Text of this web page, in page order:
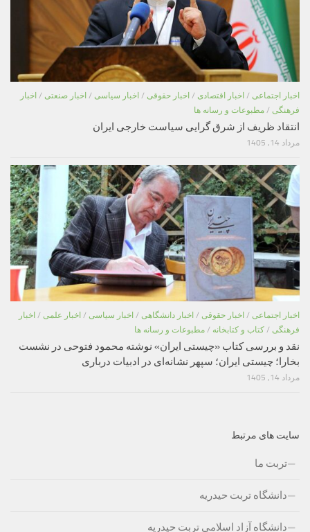
اخبار اجتماعی / اخبار اقتصادی / اخبار حقوقی / اخبار سیاسی / اخبار صنعتی / اخبار
فرهنگی / مطبوعات و رسانه ها
انتقاد ظریف از شرق گرایی سیاست خارجی ایران
مرداد 14, 1405
اخبار اجتماعی / اخبار حقوقی / اخبار دانشگاهی / اخبار سیاسی / اخبار علمی / اخبار
فرهنگی / کتاب و کتابخانه / مطبوعات و رسانه ها
نقد و بررسی کتاب «چیستی ایران» نوشته محمود فتوحی در نشست
بخارا؛ چیستی ایران؛ سپهر نشانه‌ای در ادبیات درباری
مرداد 14, 1405
سایت های مرتبط
تربت ما
دانشگاه تربت حیدریه
دانشگاه آزاد اسلامی تربت حیدریه